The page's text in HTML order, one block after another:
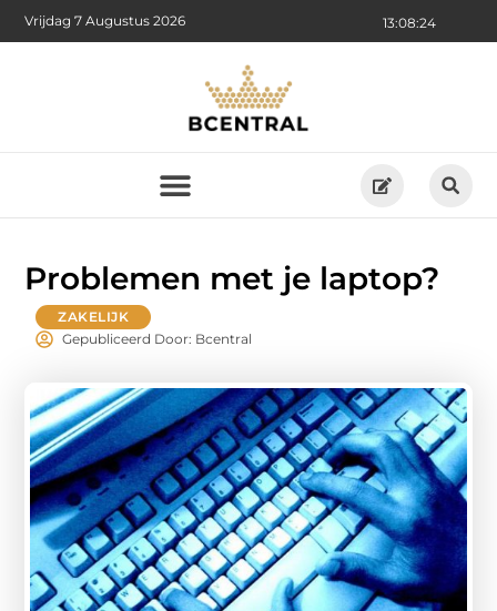
13:08:25
Vrijdag 7 Augustus 2026
Problemen met je laptop?
ZAKELIJK
Gepubliceerd Door: Bcentral